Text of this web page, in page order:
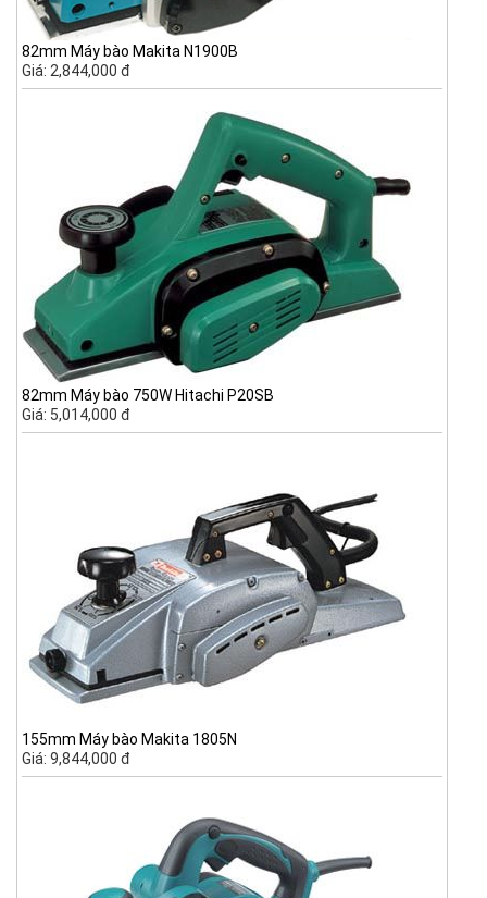
82mm Máy bào Makita N1900B
Giá: 2,844,000 đ
82mm Máy bào 750W Hitachi P20SB
Giá: 5,014,000 đ
155mm Máy bào Makita 1805N
Giá: 9,844,000 đ